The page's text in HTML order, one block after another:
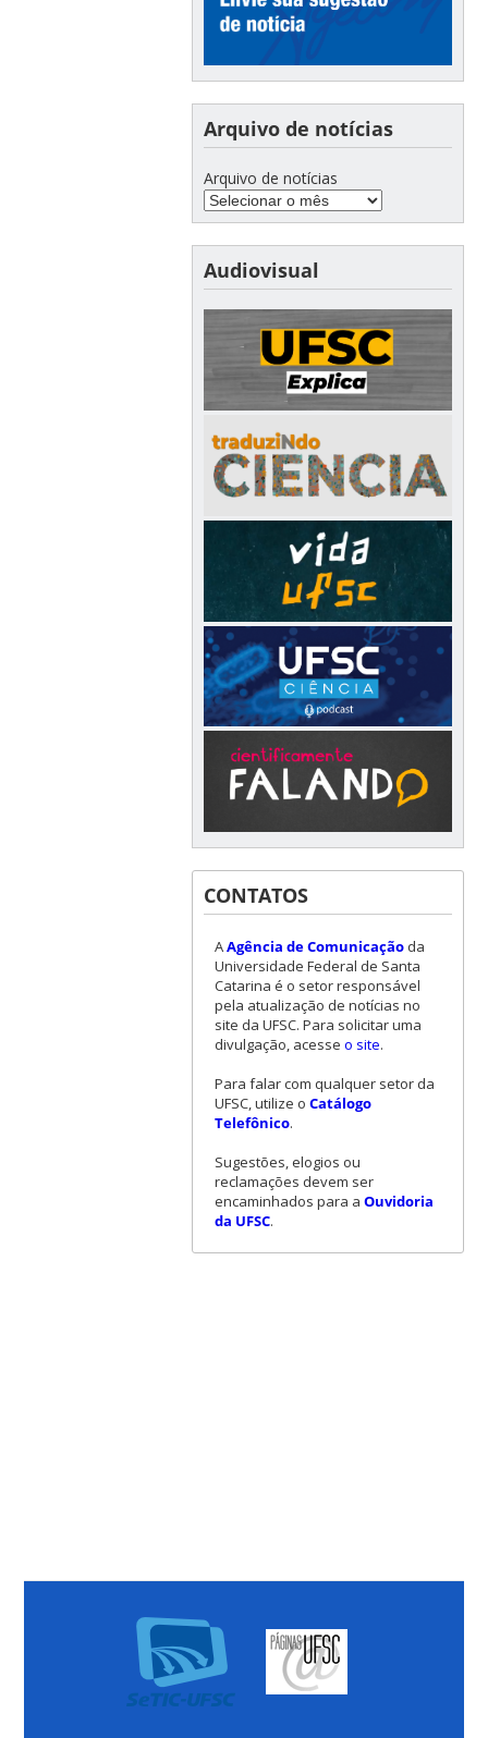
Arquivo de notícias
Arquivo de notícias
Audiovisual
CONTATOS
AAgência de Comunicaçãoda
Universidade Federal de Santa
Catarina é o setor responsável
pela atualização de notícias no
site da UFSC. Para solicitar uma
divulgação, acesse o site.
Para falar com qualquer setor da
UFSC, utilize o Catálogo
Telefônico.
Sugestões, elogios ou
reclamações devem ser
encaminhados para a Ouvidoria
da UFSC.